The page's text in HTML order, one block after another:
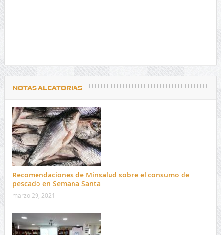
NOTAS ALEATORIAS
Recomendaciones de Minsalud sobre el consumo de
pescado en Semana Santa
marzo 29, 2021